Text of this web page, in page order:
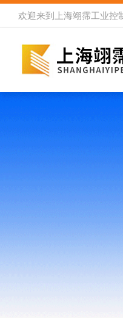
欢迎来到 上海翊霈工业控